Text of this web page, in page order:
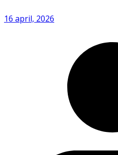
16 april, 2026